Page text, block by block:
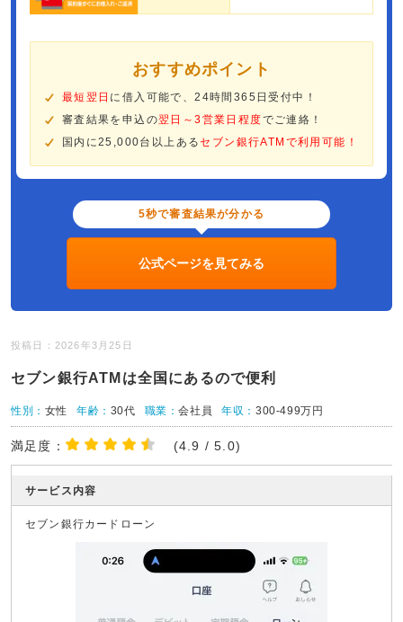
おすすめポイント
最短翌日 に借入可能で、24時間365日受付中！
審査結果を申込の翌日～3営業日程度でご連絡！
国内に25,000台以上あるセブン銀行ATMで利用可能！
5秒で審査結果が分かる
公式ページを見てみる
投稿日：2026年3月25日
セブン銀行ATMは全国にあるので便利
性別： 女性 年齢： 30代 職業：会社員 年収：300-499万円
満足度： (4.9 / 5.0)
サービス内容
セブン銀行カードローン